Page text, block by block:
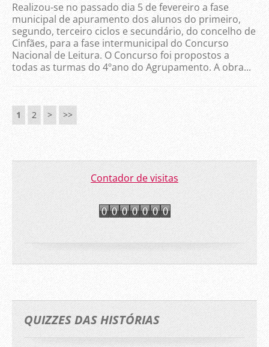
Realizou-se no passado dia 5 de fevereiro a fase
municipal de apuramento dos alunos do primeiro,
segundo, terceiro ciclos e secundário, do concelho de
Cinfães, para a fase intermunicipal do Concurso
Nacional de Leitura. O Concurso foi propostos a
todas as turmas do 4ºano do Agrupamento. A obra...
1 2 > >>
Contador de visitas
QUIZZES DAS HISTÓRIAS